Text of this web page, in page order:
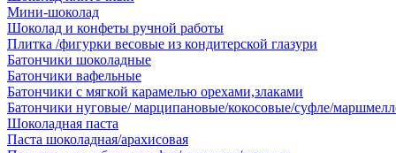
Мини-шоколад
Шоколад и конфеты ручной работы
Плитка /фигурки весовые из кондитерской глазури
Батончики шоколадные
Батончики вафельные
Батончики с мягкой карамелью орехами,злаками
Батончики нуговые/ марципановые/кокосовые/суфле/
Шоколадная паста
Паста шоколадная/арахисовая